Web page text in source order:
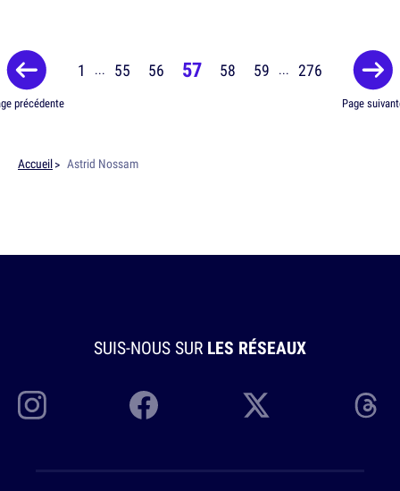
précédente
1 ... 55 56 57 58 59 ... 276
Page
Accueil Astrid Nossam
SUIS-NOUS SUR LES RÉSEAUX